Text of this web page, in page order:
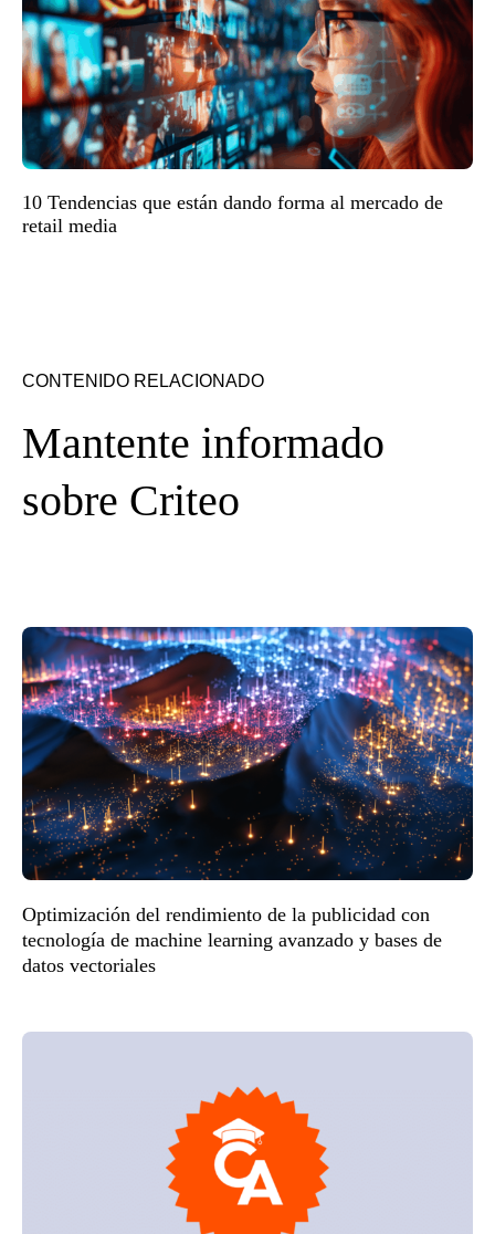
10 Tendencias que están dando forma al mercado de
retail media
CONTENIDO RELACIONADO
Mantente informado
sobre Criteo
Optimización del rendimiento de la publicidad con
tecnología de machine learning avanzado y bases de
datos vectoriales